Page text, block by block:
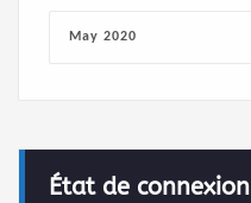
État de connexion